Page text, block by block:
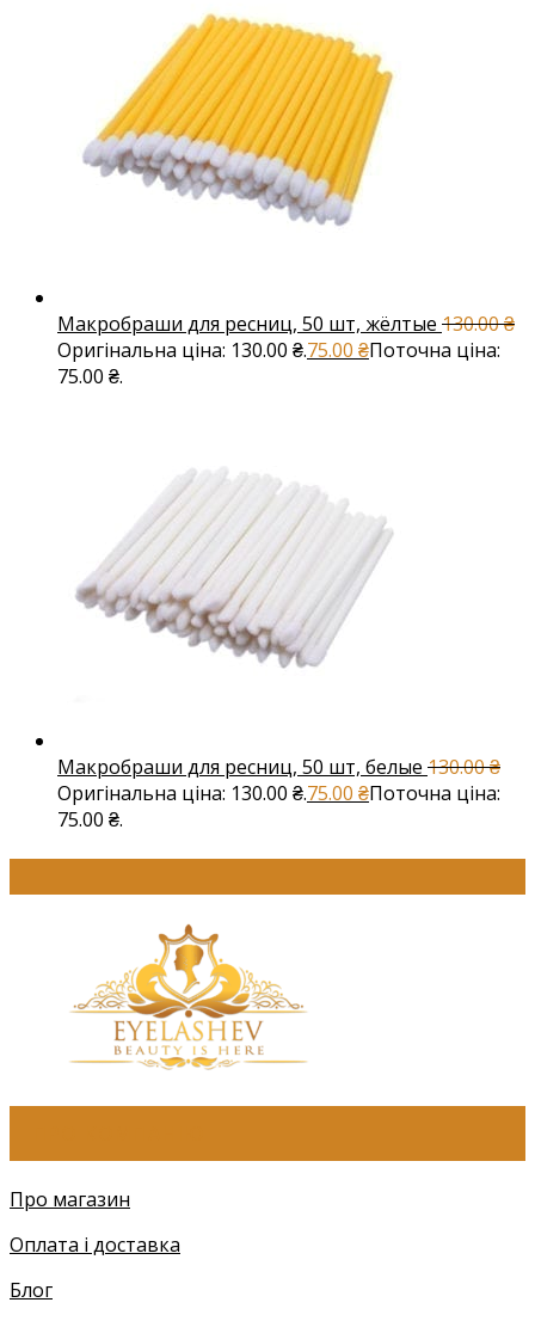
Макробраши для ресниц, 50 шт, жёлтые 130.00₴
Оригінальна ціна: 130.00 ₴.75.00 ₴Поточна ціна:
75.00 ₴.
Макробраши для ресниц, 50 шт, белые 130.00₴
Оригінальна ціна: 130.00 ₴.75.00 ₴Поточна ціна:
75.00 ₴.
Про магазин
Оплата і доставка
Блог